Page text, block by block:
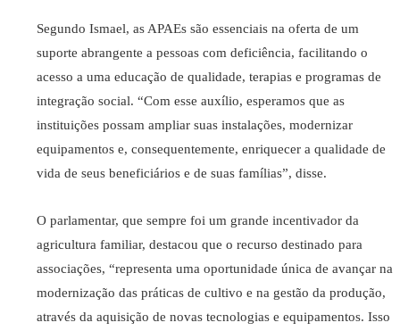
Segundo Ismael, as APAEs são essenciais na oferta de um
suporte abrangente a pessoas com deficiência, facilitando o
acesso a uma educação de qualidade, terapias e programas de
integração social. “Com esse auxílio, esperamos que as
instituições possam ampliar suas instalações, modernizar
equipamentos e, consequentemente, enriquecer a qualidade de
vida de seus beneficiários e de suas famílias”, disse.
O parlamentar, que sempre foi um grande incentivador da
agricultura familiar, destacou que o recurso destinado para
associações, “representa uma oportunidade única de avançar na
modernização das práticas de cultivo e na gestão da produção,
através da aquisição de novas tecnologias e equipamentos. Isso